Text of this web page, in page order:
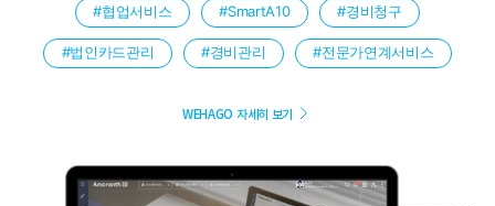
협업서비스 SmartA10 경비청구
법인카드관리 경비관리 전문가연계서비스
WEHAGO 자세히 보기